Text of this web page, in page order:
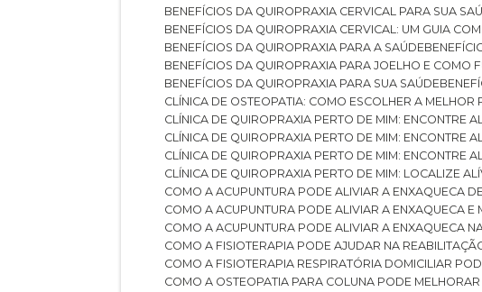
BENEFÍCIOS DA QUIROPRAXIA CERVICAL PARA SUA
BENEFÍCIOS DA QUIROPRAXIA CERVICAL: UM GUIA
BENEFÍCIOS DA QUIROPRAXIA PARA A SAÚDE
BENEFÍCIOS DA QUIROPRAXIA PARA JOELHO E COMO
BENEFÍCIOS DA QUIROPRAXIA PARA SUA SAÚDE
CLÍNICA DE OSTEOPATIA: COMO ESCOLHER A MELHOR
CLÍNICA DE QUIROPRAXIA PERTO DE MIM: ENCONTRE
CLÍNICA DE QUIROPRAXIA PERTO DE MIM: ENCONTRE
CLÍNICA DE QUIROPRAXIA PERTO DE MIM: ENCONTRE
CLÍNICA DE QUIROPRAXIA PERTO DE MIM: LOCALIZE
COMO A ACUPUNTURA PODE ALIVIAR A ENXAQUECA
COMO A ACUPUNTURA PODE ALIVIAR A ENXAQUECA
COMO A ACUPUNTURA PODE ALIVIAR A ENXAQUECA
COMO A FISIOTERAPIA PODE AJUDAR NA
COMO A FISIOTERAPIA RESPIRATÓRIA DOMICILIAR
COMO A OSTEOPATIA PARA COLUNA PODE